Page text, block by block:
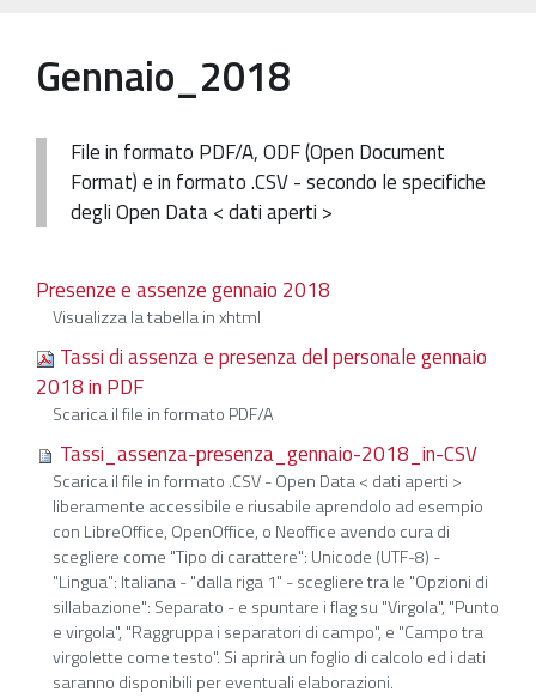
Ufficio Esportazione
Ufficio Tutela
Servizi
Galleria
Contatti
Gennaio_2018
File in formato PDF/A, ODF (Open Document
Format) e in formato .CSV - secondo le specifiche
degli Open Data < dati aperti >
Presenze e assenze gennaio 2018
Visualizza la tabella in xhtml
Tassi di assenza e presenza del personale gennaio
2018 in PDF
Scarica il file in formato PDF/A
Tassi_assenza-presenza_gennaio-2018_in-CSV
Scarica il file in formato .CSV - Open Data < dati aperti >
liberamente accessibile e riusabile aprendolo ad esempio
con LibreOffice, OpenOffice, o Neoffice avendo cura di
scegliere come "Tipo di carattere": Unicode (UTF-8) -
"Lingua": Italiana - "dalla riga 1" - scegliere tra le "Opzioni di
sillabazione": Separato - e spuntare i flag su "Virgola", "Punto
e virgola", "Raggruppa i separatori di campo", e "Campo tra
virgolette come testo". Si aprirà un foglio di calcolo ed i dati
saranno disponibili per eventuali elaborazioni.